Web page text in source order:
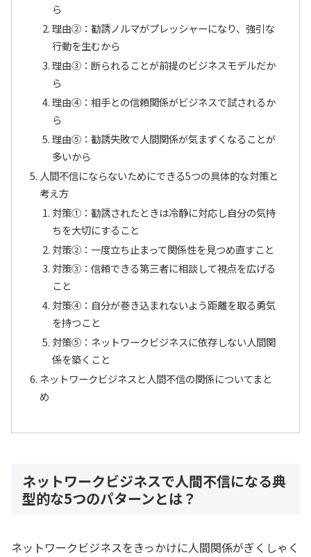
ら
理由②：勧誘ノルマがプレッシャーになり、強引な
行動を生むから
理由③：断られることが前提のビジネスモデルだか
ら
理由④：相手との信頼関係がビジネスで試されるか
ら
理由⑤：勧誘失敗で人間関係が気まずくなることが
多いから
人間不信にならないためにできる5つの具体的な対策と
考え方
対策①：勧誘されたときは冷静に対応し自分の気持
ちを大切にすること
対策②：一度立ち止まって関係性を見つめ直すこと
対策③：信頼できる第三者に相談して視点を広げる
こと
対策④：自分が巻き込まれないよう距離を取る勇気
を持つこと
対策⑤：ネットワークビジネスに依存しない人間関
係を築くこと
ネットワークビジネスと人間不信の関係についてまと
め
ネットワークビジネスで人間不信になる典
型的な5つのパターンとは？
ネットワークビジネスをきっかけに人間関係がぎくしゃく